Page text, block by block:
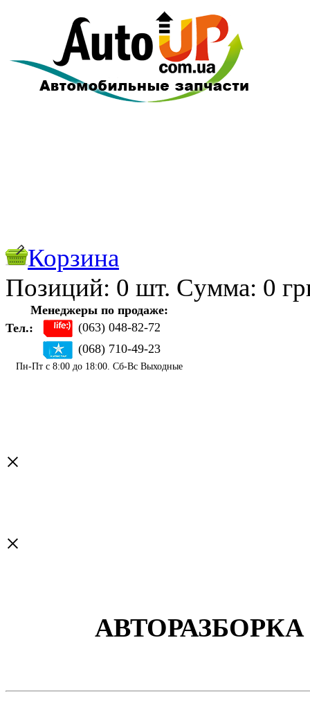
Корзина
Позиций: 0 шт. Cуммa: 0
Менеджеры по продаже:
Тел.:
(063) 048-82-72
(068) 710-49-23
Пн-Пт с 8:00 до 18:00. Сб-Вс Выходные
×
×